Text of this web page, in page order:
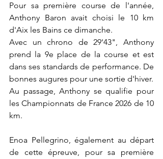
Pour sa première course de l'année,
Anthony Baron avait choisi le 10 km
d'Aix les Bains ce dimanche.
Avec un chrono de 29'43", Anthony
prend la 9e place de la course et est
dans ses standards de performance. De
bonnes augures pour une sortie d'hiver.
Au passage, Anthony se qualifie pour
les Championnats de France 2026 de 10
km.
Enoa Pellegrino, également au départ
de cette épreuve, pour sa première